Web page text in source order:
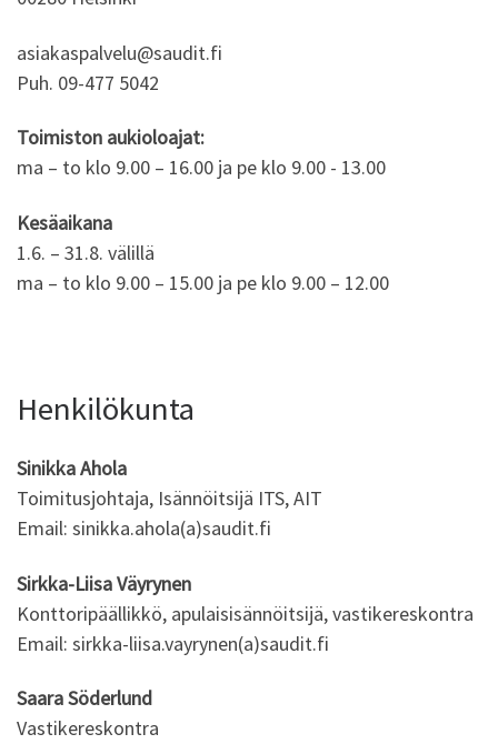
asiakaspalvelu@saudit.fi
Puh. 09-477 5042
Toimiston aukioloajat:
ma – to klo 9.00 – 16.00 ja pe klo 9.00 - 13.00
Kesäaikana
1.6. – 31.8. välillä
ma – to klo 9.00 – 15.00 ja pe klo 9.00 – 12.00
Henkilökunta
Sinikka Ahola
Toimitusjohtaja, Isännöitsijä ITS, AIT
Email: sinikka.ahola(a)saudit.fi
Sirkka-Liisa Väyrynen
Konttoripäällikkö, apulaisisännöitsijä, vastikereskontra
Email: sirkka-liisa.vayrynen(a)saudit.fi
Saara Söderlund
Vastikereskontra